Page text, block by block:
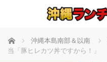
ホーム 沖縄本島南部＆以南
当「豚ヒレカツ丼ですから！」